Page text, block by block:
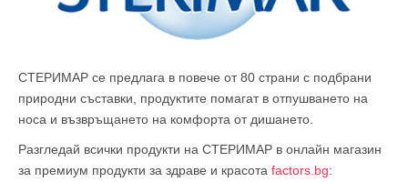
СТЕРИМАР се предлага в повече от 80 страни с подбрани
природни съставки, продуктите помагат в отпушването на
носа и възвръщането на комфорта от дишането.
Разгледай всички продукти на СТЕРИМАР в онлайн магазин
за премиум продукти за здраве и красота factors.bg: